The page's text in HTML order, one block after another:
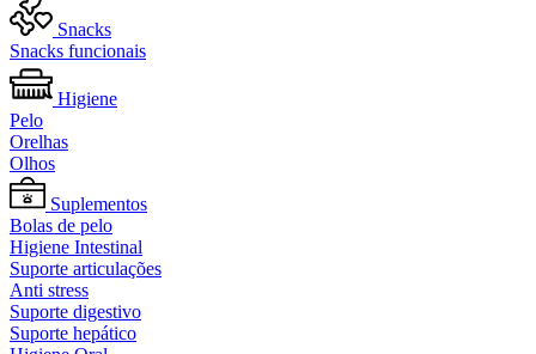
Snacks
Snacks funcionais
Higiene
Pelo
Orelhas
Olhos
Suplementos
Bolas de pelo
Higiene Intestinal
Suporte articulações
Anti stress
Suporte digestivo
Suporte hepático